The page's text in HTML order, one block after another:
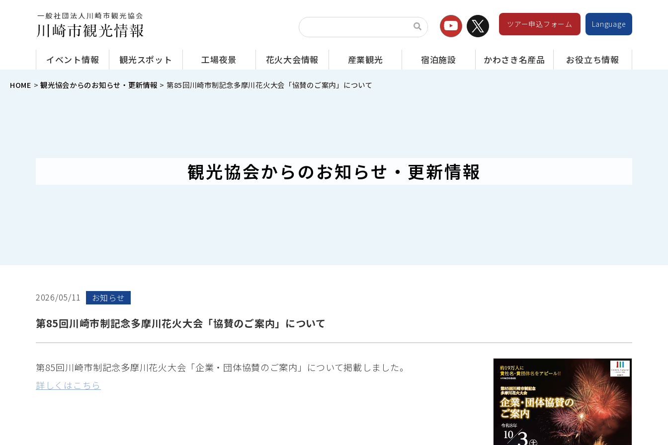
ツアー申込フォーム Language
イベント情報 観光スポット 工場夜景 花火大会情報 産業観光 宿泊施設 かわさき名産品 お役立ち情報
HOME 観光協会からのお知らせ・更新情報 第85回川崎市制記念多摩川花火大会「協賛のご案内」について
観光協会からのお知らせ・更新情報
2026/05/11 お知らせ
第85回川崎市制記念多摩川花火大会「協賛のご案内」について
第85回川崎市制記念多摩川花火大会「企業・団体協賛のご案内」について掲載しました。
詳しくはこちら